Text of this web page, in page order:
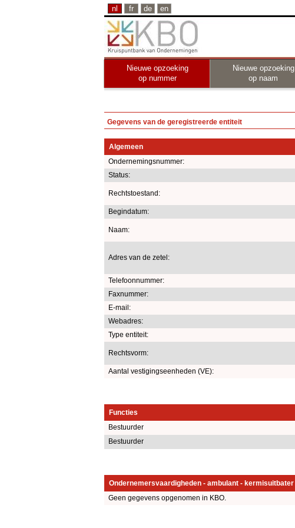
nl fr de en
Nieuwe opzoeking
op nummer
Nieuwe opzoeking
op naam
Gegevens van de geregistreerde entiteit
Algemeen
Ondernemingsnummer:
Status:
Rechtstoestand:
Begindatum:
Naam:
Adres van de zetel:
Telefoonnummer:
Faxnummer:
E-mail:
Webadres:
Type entiteit:
Rechtsvorm:
Aantal vestigingseenheden (VE):
Functies
Bestuurder
Bestuurder
Ondernemersvaardigheden - ambulant - kermisuitbater
Geen gegevens opgenomen in KBO.